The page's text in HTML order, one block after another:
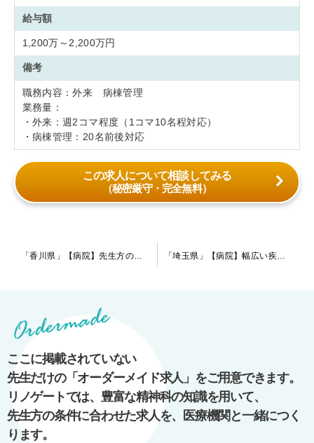
給与額
1,200万～2,200万円
備考
職務内容：外来 病棟管理
業務量：
・外来：週2コマ程度（1コマ10名程対応）
・病棟管理：20名前後対応
この求人について相談してみる
（秘密厳守・完全無料）
ゲ
シ
ョ
ン
「香川県」【病院】先生方の意見を聞き入れてくれる環境です。認知症が多くを占める慢性期寄りの病院で、現在は指定医の先生を募集しております。 「埼玉県」【病院】幅広い疾患の患者様が在院されております。訪問診療にご興味のある先生も歓迎です！
ここに掲載されていない
先生だけの「オーダーメイド求人」をご用意できます。
リノゲートでは、豊富な精神科の知識を用いて、
先生方の条件に合わせた求人を、医療機関と一緒につく
ります。